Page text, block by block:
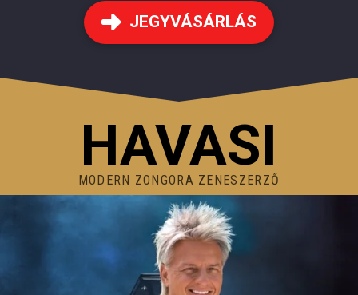
JEGYVÁSÁRLÁS
HAVASI
MODERN ZONGORA ZENESZERZŐ